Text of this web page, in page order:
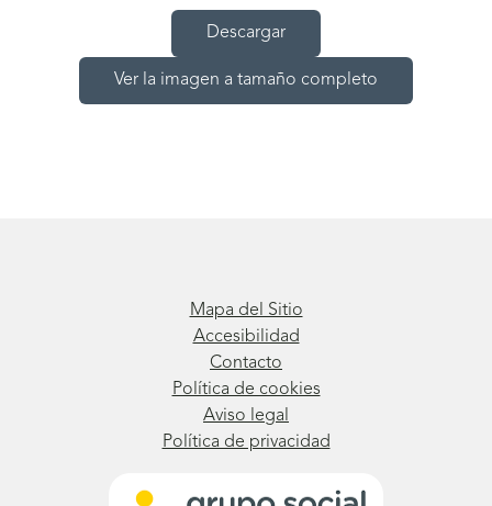
Descargar
Ver la imagen a tamaño completo
Mapa del Sitio
Accesibilidad
Contacto
Política de cookies
Aviso legal
Política de privacidad